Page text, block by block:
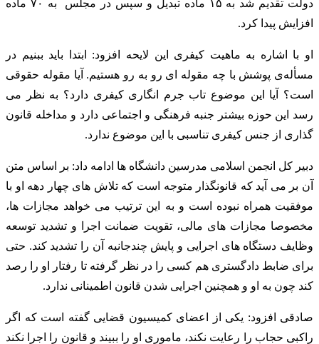
دولت تقدیم شد به ۱۵ ماده تبدیل و سپس در مجلس به ۷۰ ماده
افزایش پیدا کرد.
او با اشاره به ماهیت کیفری این لایحه افزود: ابتدا باید ببنیم در
مسأله‌ی پوشش با چه مقوله ای رو به رو هستیم. آیا مقوله حقوقی
است؟ آیا این موضوع تاب جرم انگاری کیفری دارد؟ به نظر می
رسد این حوزه بیشتر جنبه فرهنگی و اجتماعی دارد و مداخله قانون
گذاری از جنس کیفری تناسبی با این موضوع ندارد.
دبیر کل انجمن اسلامی مدرسین دانشگاه ها ادامه داد: بر اساس متن
آن بر می آید که قانونگذار متوجه است که تلاش های چهار دهه او با
موفقیت همراه نبوده است و به این ترتیب می خواهد مجازات ها،
مخصوصا مجازات های مالی، تقویت ضمانت اجرا و تشدید توسعه
وظایف دستگاه های اجرایی و پایش چندجانبه آن را تشدید کند. حتی
برای ضابط دادگستری هم کسی را در نظر گرفته تا رفتار او را رصد
کند چون به او و همچنین اجرایی شدن قانون اطمینانی ندارد.
صادقی افزود: یکی از اعضای کمیسیون قضایی گفته است که اگر
راکبی حجاب را رعایت نکند، ماموری او را ببیند و قانون را اجرا نکند